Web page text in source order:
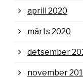
aprill 2020
märts 2020
detsember
november